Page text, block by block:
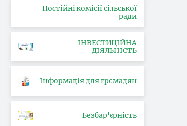
Постійні комісії сільської
ради
ІНВЕСТИЦІЙНА
ДІЯЛЬНІСТЬ
Інформація для громадян
Безбар'єрність